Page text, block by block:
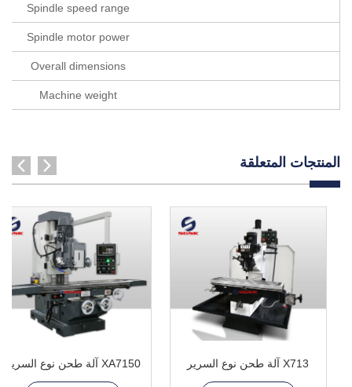
Spindle speed range
Spindle motor power
Overall dimensions
Machine weight
المنتجات المتعلقة
X713 آلة طحن نوع السرير XA7150 آلة طحن نوع السرير